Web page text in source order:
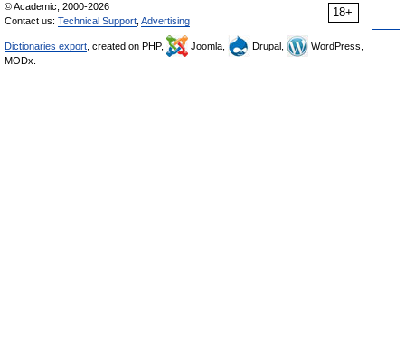
18+
© Academic, 2000-2026
Contact us: Technical Support Advertising
Dictionaries export , created on PHP, Joomla, Drupal,
WordPress,
MODx.